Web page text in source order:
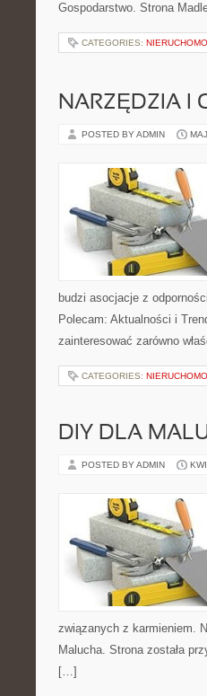
Gospodarstwo. Strona
CATEGORIES:
NARZĘDZIA I
POSTED BY ADMIN
budzi asocjacje z
Polecam: Aktualności i
zainteresować zarówno
CATEGORIES:
DIY DLA
POSTED BY ADMIN
związanych z karmieniem.
Malucha. Strona została
[…]